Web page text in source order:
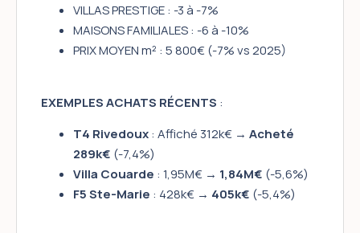
VILLAS PRESTIGE : -3 à -7%
MAISONS FAMILIALES : -6 à -10%
PRIX MOYEN m² : 5 800€ (-7% vs 2025)
EXEMPLES ACHATS RÉCENTS :
T4 Rivedoux: Affiché 312k€ → Acheté
289k€ (-7,4%)
Villa Couarde : 1,95M€ → 1,84M€ (-5,6%)
F5 Ste-Marie : 428k€ → 405k€ (-5,4%)